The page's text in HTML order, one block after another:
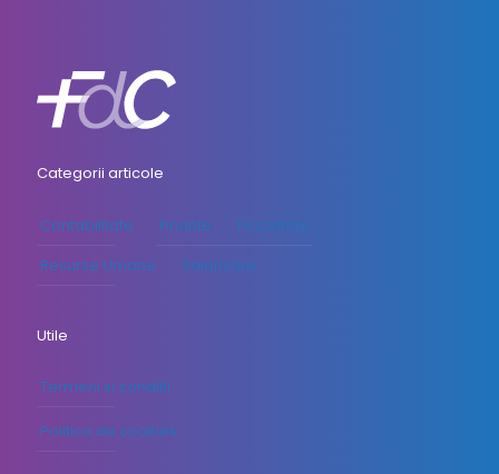
Categorii articole
Contabilitate Finante
Fiscalitate
Resurse Umane
Salarizare
Utile
Termeni si conditii
Politica de cookies